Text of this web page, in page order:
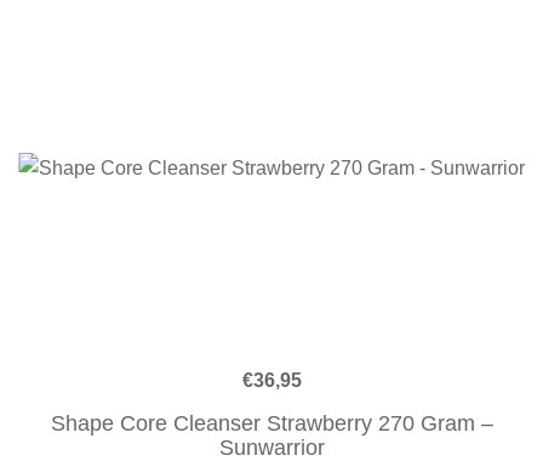
€36,95
Shape Core Cleanser Strawberry 270 Gram –
Sunwarrior